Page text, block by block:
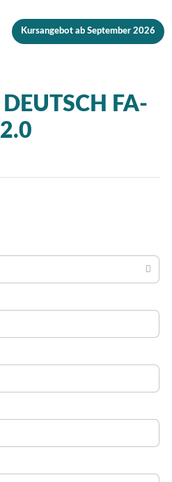
Kursangebot ab September 2026
FA-
2.0